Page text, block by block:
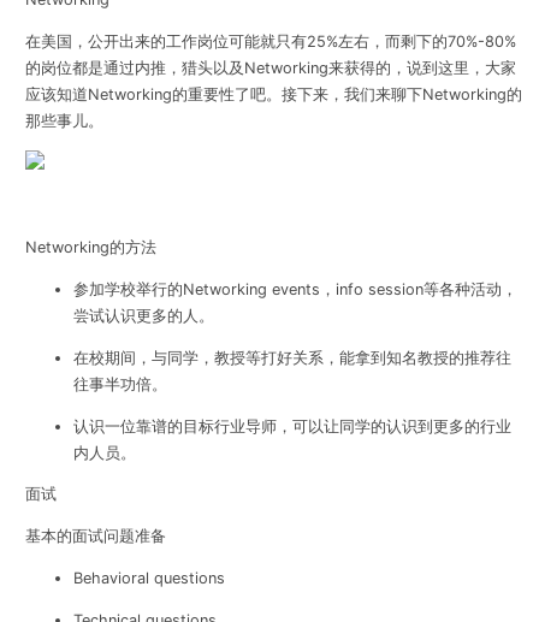
在美国，公开出来的工作岗位可能就只有25%左右，而剩下的70%-80%
的岗位都是通过内推，猎头以及Networking来获得的，说到这里，大家
应该知道Networking的重要性了吧。接下来，我们来聊下Networking的
那些事儿。
Networking的方法
参加学校举行的Networking events，info session等各种活动，
尝试认识更多的人。
在校期间，与同学，教授等打好关系，能拿到知名教授的推荐往
往事半功倍。
认识一位靠谱的目标行业导师，可以让同学的认识到更多的行业
内人员。
面试
基本的面试问题准备
Behavioral questions